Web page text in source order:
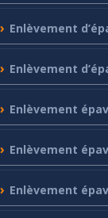
Enlèvement
Enlèvement
Enlèvement
Enlèvement
Enlèvement